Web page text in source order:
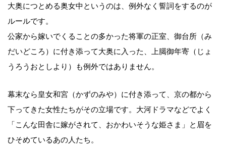
大奥につとめる奥女中というのは、例外なく誓詞をするのが
ルールです。
公家から嫁いでくることの多かった将軍の正室、御台所（み
だいどころ）に付き添って大奥に入った、上臈御年寄（じょ
うろうおとしより）も例外ではありません。
幕末なら皇女和宮（かずのみや）に付き添って、京の都から
下ってきた女性たちがその立場です。大河ドラマなどでよく
「こんな田舎に嫁がされて、おかわいそうな姫さま」と眉を
ひそめているあの人たち。